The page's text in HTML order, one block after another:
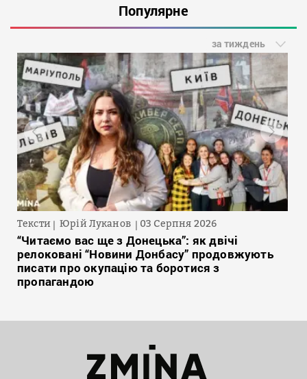
Популярне
за тиждень
Тексти Юрій Луканов 03 Серпня 2026
“Читаємо вас ще з Донецька”: як двічі
релоковані “Новини Донбасу” продовжують
писати про окупацію та боротися з
пропагандою